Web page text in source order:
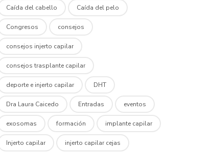
Caída del cabello Caída del pelo
Congresos consejos
consejos injerto capilar
consejos trasplante capilar
deporte e injerto capilar DHT
Dra Laura Caicedo Entradas eventos
exosomas formación implante capilar
Injerto capilar injerto capilar cejas